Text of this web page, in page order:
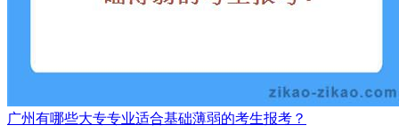
广州有哪些大专专业适合基础薄弱的考生报考？